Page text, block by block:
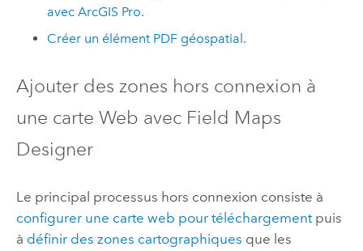
avecArcGIS Pro.
Créer un élément PDF géospatial.
Ajouter des zones hors connexion à
une carte Web avec Field Maps
Designer
Le principal processus hors connexion consiste à
configurer une carte web pour téléchargementpuis
à définir des zones cartographiques que les